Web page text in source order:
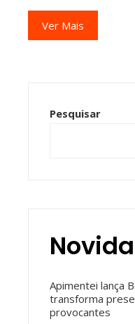
Ver Mais
Pesquisar
Apimentei lança
transforma
provocantes